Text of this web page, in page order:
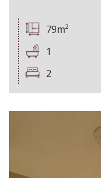
79m²
1
2